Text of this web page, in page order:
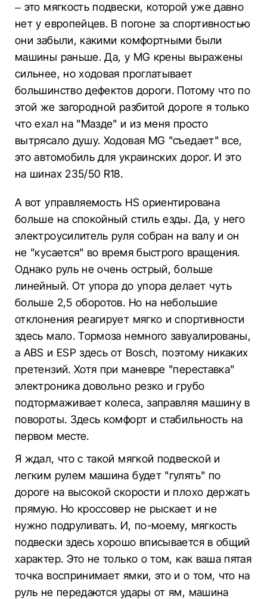
– это мягкость подвески, которой уже давно
нет у европейцев. В погоне за спортивностью
они забыли, какими комфортными были
машины раньше. Да, у MG крены выражены
сильнее, но ходовая проглатывает
большинство дефектов дороги. Потому что по
этой же загородной разбитой дороге я только
что ехал на "Мазде" и из меня просто
вытрясало душу. Ходовая MG "съедает" все,
это автомобиль для украинских дорог. И это
на шинах 235/50 R18.
А вот управляемость HS ориентирована
больше на спокойный стиль езды. Да, у него
электроусилитель руля собран на валу и он
не "кусается" во время быстрого вращения.
Однако руль не очень острый, больше
линейный. От упора до упора делает чуть
больше 2,5 оборотов. Но на небольшие
отклонения реагирует мягко и спортивности
здесь мало. Тормоза немного завуалированы,
а ABS и ESP здесь от Bosch, поэтому никаких
претензий. Хотя при маневре "переставка"
электроника довольно резко и грубо
подтормаживает колеса, заправляя машину в
повороты. Здесь комфорт и стабильность на
первом месте.
Я ждал, что с такой мягкой подвеской и
легким рулем машина будет "гулять" по
дороге на высокой скорости и плохо держать
прямую. Но кроссовер не рыскает и не
нужно подруливать. И, по-моему, мягкость
подвески здесь хорошо вписывается в общий
характер. Это не только о том, как ваша пятая
точка воспринимает ямки, это и о том, что на
руль не передаются удары от ям, машина